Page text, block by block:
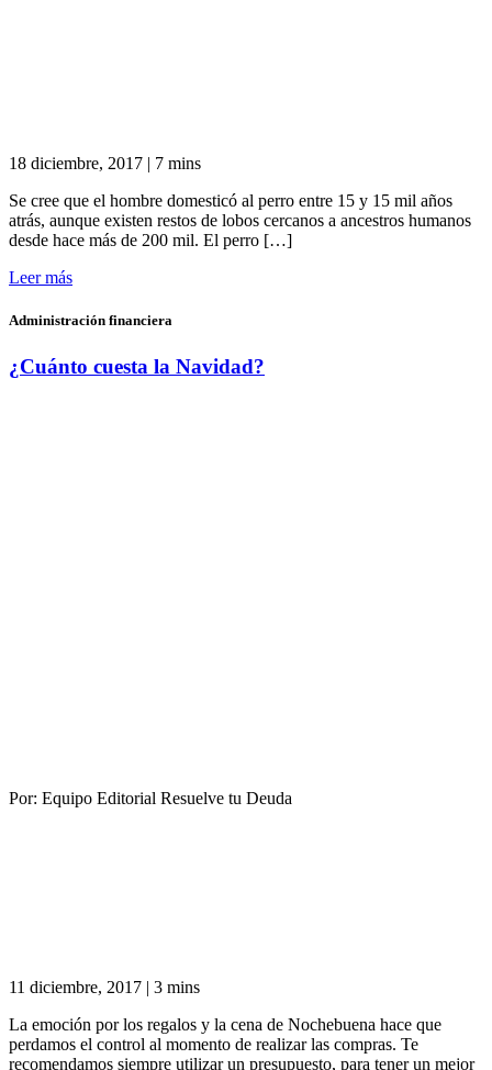
18 diciembre, 2017 | 7 mins
Se cree que el hombre domesticó al perro entre 15 y 15 mil años
atrás, aunque existen restos de lobos cercanos a ancestros humanos
desde hace más de 200 mil. El perro […]
Leer más
Administración financiera
¿Cuánto cuesta la Navidad?
Por: Equipo Editorial Resuelve tu Deuda
11 diciembre, 2017 | 3 mins
La emoción por los regalos y la cena de Nochebuena hace que
perdamos el control al momento de realizar las compras. Te
recomendamos siempre utilizar un presupuesto, para tener un mejor